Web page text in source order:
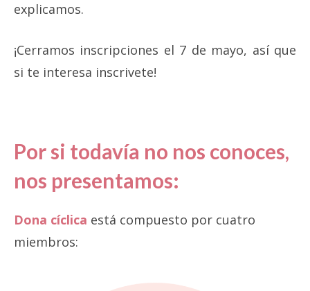
explicamos.
¡Cerramos inscripciones el 7 de mayo, así que
si te interesa inscrivete!
Por si todavía no nos conoces,
nos presentamos:
Dona cíclica está compuesto por cuatro
miembros: